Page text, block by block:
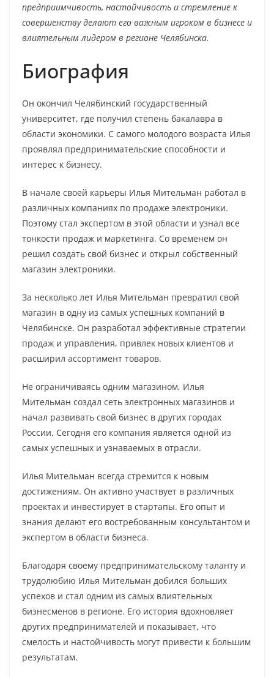
предприимчивость, настойчивость и стремление к
совершенству делают его важным игроком в бизнесе и
влиятельным лидером в регионе Челябинска.
Биография
Он окончил Челябинский государственный
университет, где получил степень бакалавра в
области экономики. С самого молодого возраста Илья
проявлял предпринимательские способности и
интерес к бизнесу.
В начале своей карьеры Илья Мительман работал в
различных компаниях по продаже электроники.
Поэтому стал экспертом в этой области и узнал все
тонкости продаж и маркетинга. Со временем он
решил создать свой бизнес и открыл собственный
магазин электроники.
За несколько лет Илья Мительман превратил свой
магазин в одну из самых успешных компаний в
Челябинске. Он разработал эффективные стратегии
продаж и управления, привлек новых клиентов и
расширил ассортимент товаров.
Не ограничиваясь одним магазином, Илья
Мительман создал сеть электронных магазинов и
начал развивать свой бизнес в других городах
России. Сегодня его компания является одной из
самых успешных и узнаваемых в отрасли.
Илья Мительман всегда стремится к новым
достижениям. Он активно участвует в различных
проектах и инвестирует в стартапы. Его опыт и
знания делают его востребованным консультантом и
экспертом в области бизнеса.
Благодаря своему предпринимательскому таланту и
трудолюбию Илья Мительман добился больших
успехов и стал одним из самых влиятельных
бизнесменов в регионе. Его история вдохновляет
других предпринимателей и показывает, что
смелость и настойчивость могут привести к большим
результатам.